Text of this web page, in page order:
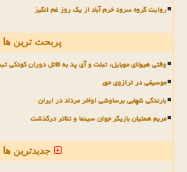
روایت گروه سرود خرم آباد از یک روز غم انگیز
پربحث ترین ها
وقتی هیولای موبایل، تبلت و آی پد به قاتل دوران کودکی
موسیقی در ترازوی حق
بارندگی شهابی برساوشی اواخر مرداد در ایران
مریم همتیان بازیگر جوان سینما و تئاتر درگذشت
جدیدترین ها